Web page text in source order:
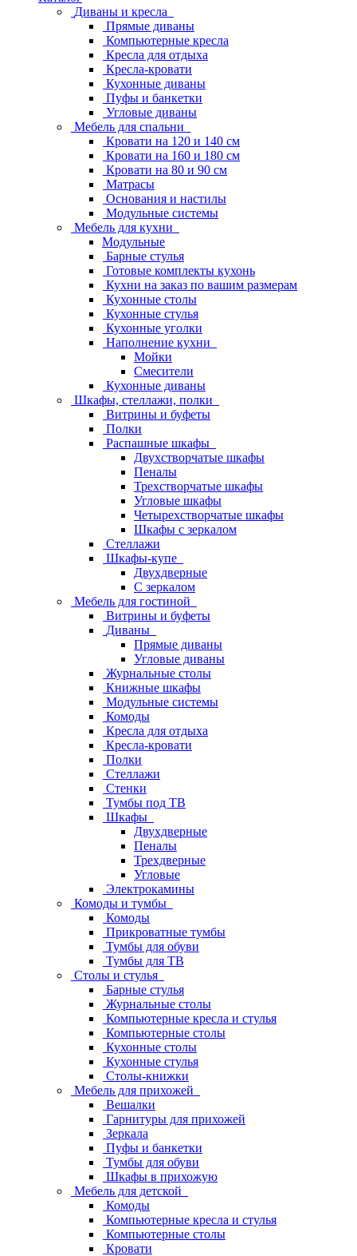
Диваны и кресла
Прямые диваны
Компьютерные кресла
Кресла для отдыха
Кресла-кровати
Кухонные диваны
Пуфы и банкетки
Угловые диваны
Мебель для спальни
Кровати на 120 и 140 см
Кровати на 160 и 180 см
Кровати на 80 и 90 см
Матрасы
Основания и настилы
Модульные системы
Мебель для кухни
Модульные
Барные стулья
Готовые комплекты кухонь
Кухни на заказ по вашим размерам
Кухонные столы
Кухонные стулья
Кухонные уголки
Наполнение кухни
Мойки
Смесители
Кухонные диваны
Шкафы, стеллажи, полки
Витрины и буфеты
Полки
Распашные шкафы
Двухстворчатые шкафы
Пеналы
Трехстворчатые шкафы
Угловые шкафы
Четырехстворчатые шкафы
Шкафы с зеркалом
Стеллажи
Шкафы-купе
Двухдверные
С зеркалом
Мебель для гостиной
Витрины и буфеты
Диваны
Прямые диваны
Угловые диваны
Журнальные столы
Книжные шкафы
Модульные системы
Комоды
Кресла для отдыха
Кресла-кровати
Полки
Стеллажи
Стенки
Тумбы под ТВ
Шкафы
Двухдверные
Пеналы
Трехдверные
Угловые
Электрокамины
Комоды и тумбы
Комоды
Прикроватные тумбы
Тумбы для обуви
Тумбы для ТВ
Столы и стулья
Барные стулья
Журнальные столы
Компьютерные кресла и стулья
Компьютерные столы
Кухонные столы
Кухонные стулья
Столы-книжки
Мебель для прихожей
Вешалки
Гарнитуры для прихожей
Зеркала
Пуфы и банкетки
Тумбы для обуви
Шкафы в прихожую
Мебель для детской
Комоды
Компьютерные кресла и стулья
Компьютерные столы
Кровати